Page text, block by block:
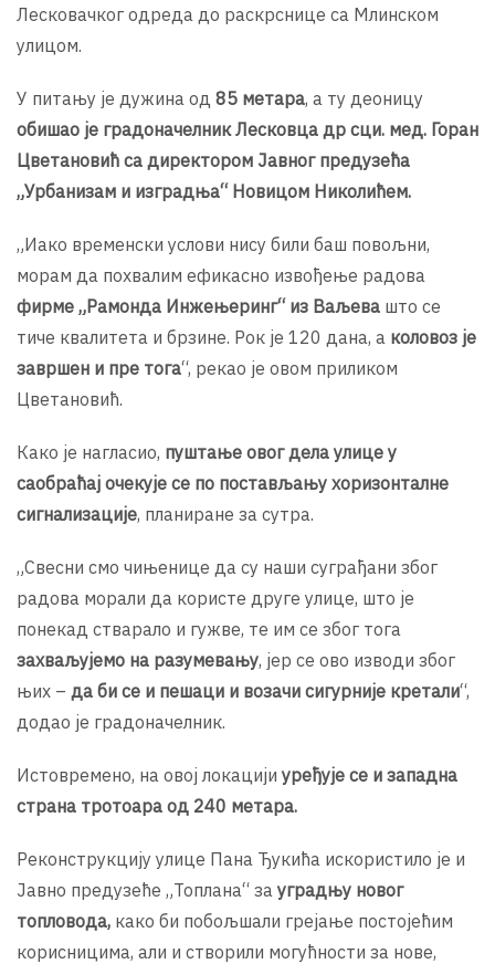
Лесковачког одреда до раскрснице са Млинском
улицом.
У питању је дужина од 85 метара, а ту деоницу
обишао је градоначелник Лесковца др сци. мед. Горан
Цветановић са директором Јавног предузећа
„Урбанизам и изградња“ Новицом Николићем.
„Иако временски услови нису били баш повољни,
морам да похвалим ефикасно извођење радова
фирме „Рамонда Инжењеринг“ из Ваљева што се
тиче квалитета и брзине. Рок је 120 дана, а коловоз је
завршен и пре тога“, рекао је овом приликом
Цветановић.
Како је нагласио, пуштање овог дела улице у
саобраћај очекује се по постављању хоризонталне
сигнализације, планиране за сутра.
„Свесни смо чињенице да су наши суграђани због
радова морали да користе друге улице, што је
понекад стварало и гужве, те им се због тога
захваљујемо на разумевању, јер се ово изводи због
њих – да би се и пешаци и возачи сигурније кретали“,
додао је градоначелник.
Истовремено, на овој локацији уређује се и западна
страна тротоара од 240 метара.
Реконструкцију улице Пана Ђукића искористило је и
Јавно предузеће „Топлана“ за уградњу новог
топловода, како би побољшали грејање постојећим
корисницима, али и створили могућности за нове,